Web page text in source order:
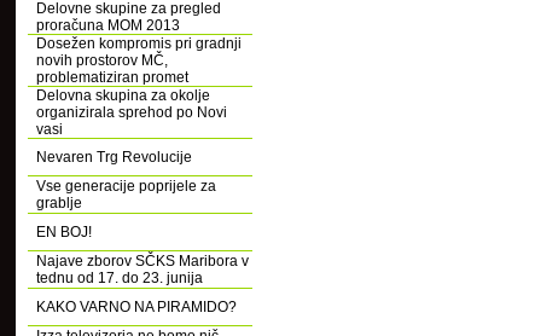
Delovne skupine za pregled
proračuna MOM 2013
Dosežen kompromis pri gradnji
novih prostorov MČ,
problematiziran promet
Delovna skupina za okolje
organizirala sprehod po Novi
vasi
Nevaren Trg Revolucije
Vse generacije poprijele za
grablje
EN BOJ!
Najave zborov SČKS Maribora v
tednu od 17. do 23. junija
KAKO VARNO NA PIRAMIDO?